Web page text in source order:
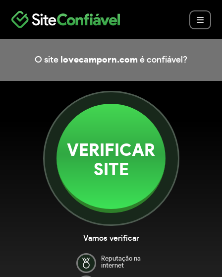
O site lovecamporn.com é confiável?
VERIFICAR
SITE
Vamos verificar
Reputação na
internet